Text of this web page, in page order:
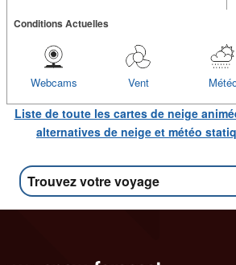
Conditions Actuelles
Vent
Webcams
Liste de toute les cartes de neige
alternatives de neige et météo
Trouvez votre voyage